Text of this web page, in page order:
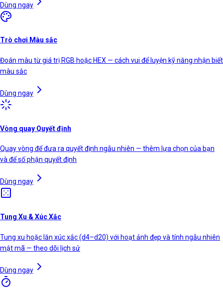
Dùng ngay
Trò chơi Màu sắc
Đoán màu từ giá trị RGB hoặc HEX — cách vui để luyện kỹ năng nhận biết
màu sắc
Dùng ngay
Vòng quay Quyết định
Quay vòng để đưa ra quyết định ngẫu nhiên — thêm lựa chọn của bạn
và để số phận quyết định
Dùng ngay
Tung Xu & Xúc Xắc
Tung xu hoặc lăn xúc xắc (d4–d20) với hoạt ảnh đẹp và tính ngẫu nhiên
mật mã — theo dõi lịch sử
Dùng ngay